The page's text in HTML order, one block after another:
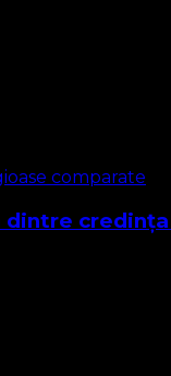
comparate